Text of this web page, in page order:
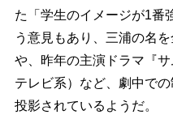
た「学生のイメージが1番
う意見もあり、三浦の名
、昨年の主演ドラマ『サ
テレビ系）など、劇中で
投影されているようだ。